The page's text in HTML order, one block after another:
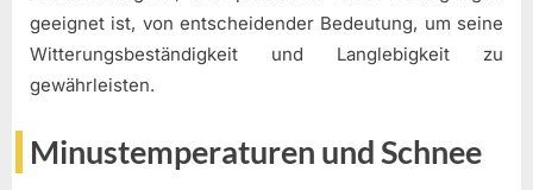
geeignet ist, von entscheidender Bedeutung, um seine
Witterungsbeständigkeit und Langlebigkeit zu
gewährleisten.
Minustemperaturen und Schnee